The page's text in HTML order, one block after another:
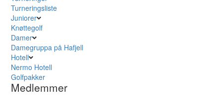
Turneringsliste
Juniorer
Knøttegolf
Damer
Damegruppa på Hafjell
Hotell
Nermo Hotell
Golfpakker
Medlemmer